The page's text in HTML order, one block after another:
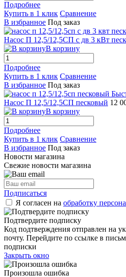
Подробнее
Купить в 1 клик Сравнение
В избранное Под заказ
Насос П 12,5/12,5СП с дв 3 кВт
В корзину
Подробнее
Купить в 1 клик Сравнение
В избранное Под заказ
Насос П 12,5/12,5СП песковый 12
В корзину
Подробнее
Купить в 1 клик Сравнение
В избранное Под заказ
Новости магазина
Свежие новости магазина
Подписаться
Я согласен на обработку
Подтвердите подписку
Код подтверждения отправлен на
почту. Перейдите по ссылке в
подписки
Закрыть окно
Произошла ошибка